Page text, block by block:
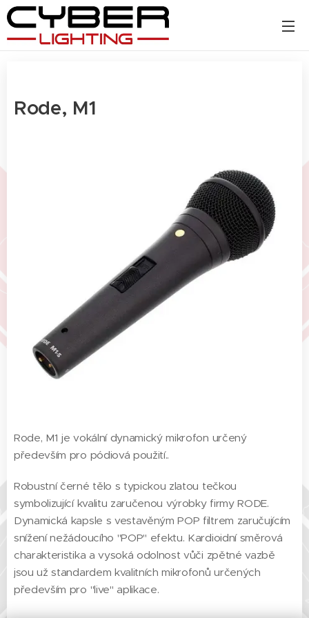
Rode, M1
Rode, M1 je vokální dynamický mikrofon určený
především pro pódiová použití..
Robustní černé tělo s typickou zlatou tečkou
symbolizující kvalitu zaručenou výrobky firmy RODE.
Dynamická kapsle s vestavěným POP filtrem zaručujícím
snížení nežádoucího "POP" efektu. Kardioidní směrová
charakteristika a vysoká odolnost vůči zpětné vazbě
jsou už standardem kvalitních mikrofonů určených
především pro "live" aplikace.